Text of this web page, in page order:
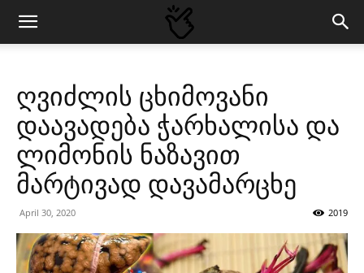
ღვიძლის ცხიმოვანი
დაავადება ჭარხალისა და
ლიმონის ნაზავით
მარტივად დავამარცხე
April 30, 2020 2019